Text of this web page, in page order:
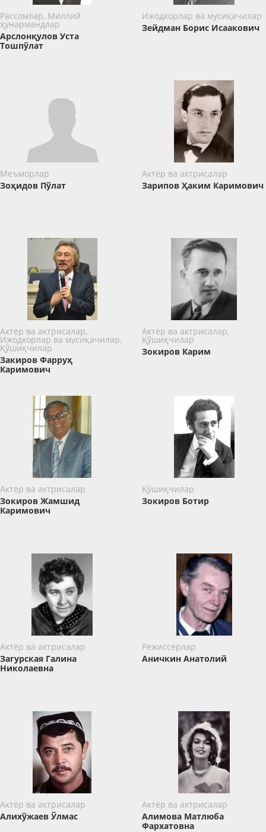
Рассомлар, Миллий
ҳунармандлар
Арслонқулов Уста
Тошпўлат
Ижодкорлар ва мусиқачилар
Зейдман Борис Исаакович
Меъморлар
Зоҳидов Пўлат
Актёр ва актрисалар
Зарипов Ҳаким Каримович
Актёр ва актрисалар,
Ижодкорлар ва мусиқачилар,
Қўшиқчилар
Закиров Фарруҳ
Каримович
Актёр ва актрисалар,
Қўшиқчилар
Зокиров Карим
Актёр ва актрисалар
Зокиров Жамшид
Каримович
Қўшиқчилар
Зокиров Ботир
Актёр ва актрисалар
Загурская Галина
Николаевна
Режиссёрлар
Аничкин Анатолий
Актёр ва актрисалар
Алихўжаев Ўлмас
Актёр ва актрисалар
Алимова Матлюба
Фархатовна